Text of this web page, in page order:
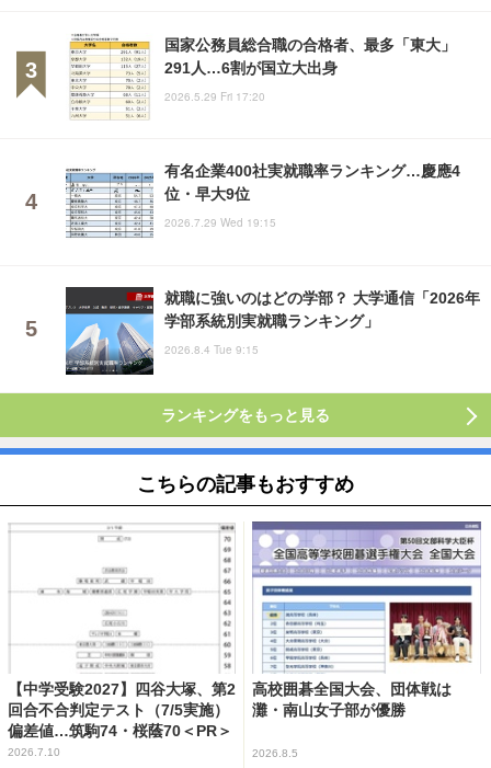
国家公務員総合職の合格者、最多「東大」
291人…6割が国立大出身
2026.5.29 Fri 17:20
有名企業400社実就職率ランキング…慶應4
位・早大9位
2026.7.29 Wed 19:15
就職に強いのはどの学部？ 大学通信「2026年
学部系統別実就職ランキング」
2026.8.4 Tue 9:15
ランキングをもっと見る
こちらの記事もおすすめ
【中学受験2027】四谷大塚、第2
回合不合判定テスト（7/5実施）
偏差値…筑駒74・桜蔭70＜PR＞
2026.7.10
高校囲碁全国大会、団体戦は
灘・南山女子部が優勝
2026.8.5